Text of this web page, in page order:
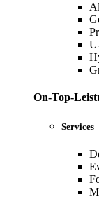
On-Top-
Services